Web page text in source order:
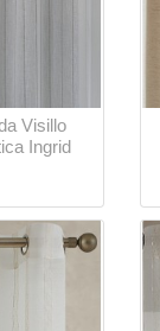
Visillo
Ingrid